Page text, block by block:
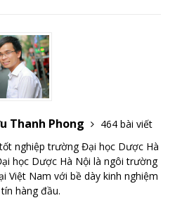
Thanh Phong
464 bài viết
nghiệp trường Đại học Dược Hà
học Dược Hà Nội là ngôi trường
Việt Nam với bề dày kinh nghiệm
hàng đầu.